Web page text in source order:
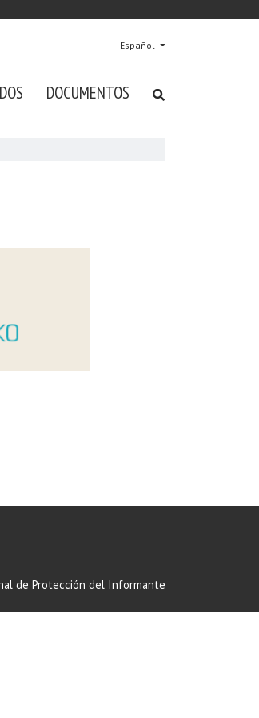
Español
DOCUMENTOS
de Protección del Informante